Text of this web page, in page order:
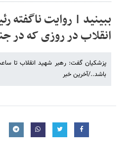
ببینید | روایت ناگفته
انقلاب در روزی که در
باشد../آخرین خبر